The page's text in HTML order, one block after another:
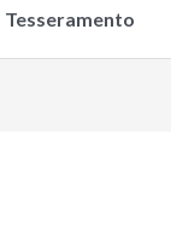
Tesseramento